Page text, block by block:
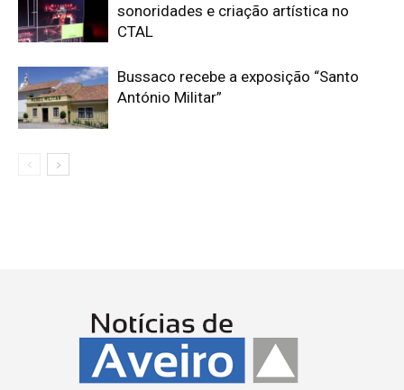
sonoridades e criação artística no
CTAL
Bussaco recebe a exposição “Santo
António Militar”